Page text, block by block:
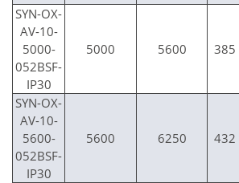
SYN-OX-
AV-10-
5000-
052BSF-
IP30
5000 5600 385
SYN-OX-
AV-10-
5600-
052BSF-
IP30
5600 6250 432